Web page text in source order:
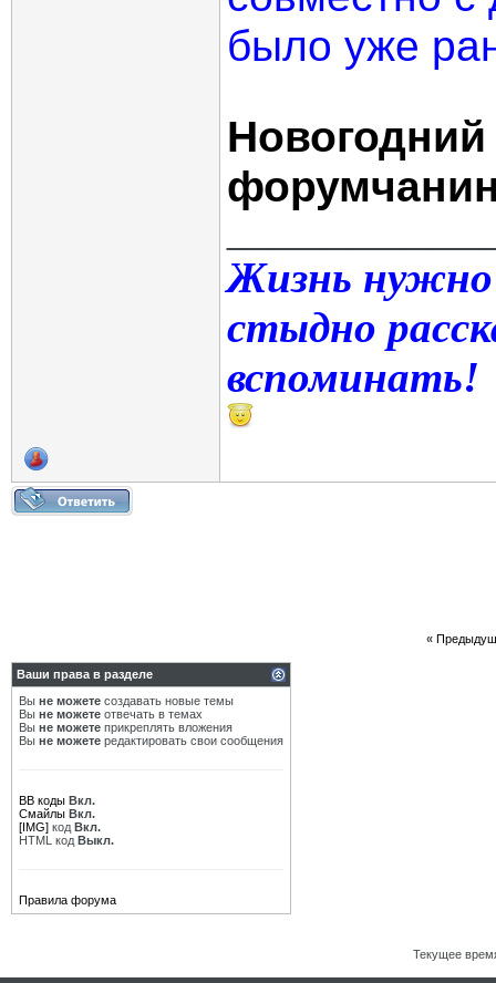
было уже
Жизнь
стыдно
вспоминать!
«
Ваши права в разделе
Вы не можете создавать новые темы
Вы не можете отвечать в темах
Вы не можете прикреплять вложения
Вы не можете редактировать свои сообщения
BB коды Вкл.
Смайлы Вкл.
[IMG] код Вкл.
HTML код Выкл.
Правила форума
Текущее